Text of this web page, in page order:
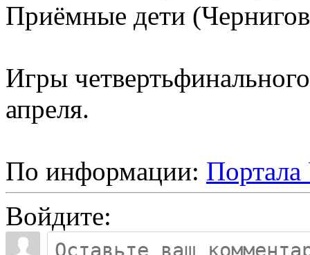
Приёмные дети
Игры
апреля.
По информации:
Войдите: